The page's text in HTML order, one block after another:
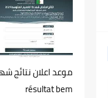
résultat bem